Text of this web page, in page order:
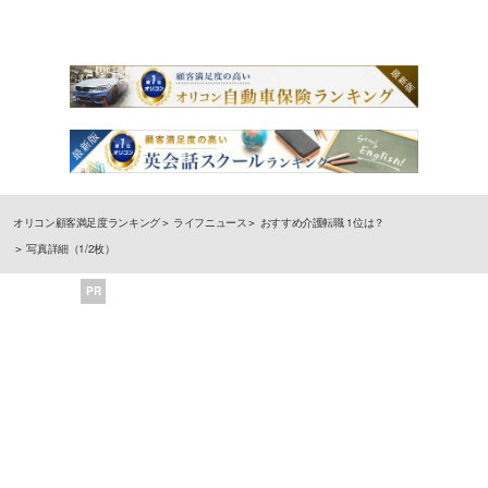
オリコン顧客満足度ランキング ライフニュース
おすすめ介護転職 1位は？
写真詳細（1/2枚）
PR